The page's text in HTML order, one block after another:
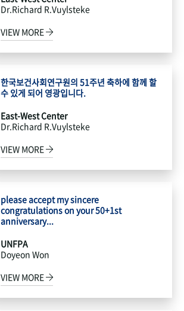
Dr.Richard R.Vuylsteke
VIEW MORE
한국보건사회연구원의 51주년 축하에 함께 할
수 있게 되어 영광입니다.
East-West Center
Dr.Richard R.Vuylsteke
VIEW MORE
please accept my sincere
congratulations on your 50+1st
anniversary...
UNFPA
Doyeon Won
VIEW MORE